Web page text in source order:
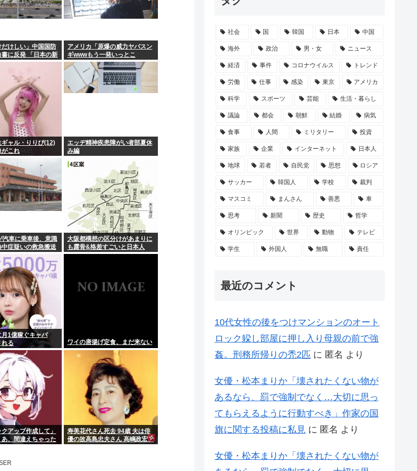
照... 【ケンモハック】普通のエアコンをスポットクーラー化する方法が発案...
だけしい」中国国防
に反発 「日本の新
」と批判
アメリカ「原爆の威力ヤバスン
ギwwwもう一発いっとこ
www」これちょっとやりすぎだ
ャル・りりぴ(12)
がこれ
エッヂ精神疾患障がい者部夏休
み編
汽車に乗車後、意識
症疑いの救急搬送
大阪都構想の区分けがあまりに
も露骨&格差すごいと日本人
1億稼ぐキャバ
れる
ワイの唐揚げ定食、まだ来ない
アップ作成して」
、間違えちゃった
寿美花代さん死去 94歳 夫は俳
優の故高島忠夫さん 高嶋政宏、
社会 国 韓国 日本 中国
海外 政治 男・女 ニュース
経済 事件 コロナウイルス トレンド
労働 仕事 感染 東京 アメリカ
科学 スポーツ 芸能 生活・暮らし
議論 都会 朝鮮 結婚 病気
食事 人間 ミリタリー 投資
家族 企業 インターネット 日本人
地球 若者 自民党 思想 ロシア
サッカー 韓国人 学校 裁判
マスコミ まんさん 善悪 車
思考 新聞 歴史 哲学
オリンピック 世界 動物 テレビ
学生 外国人 無職 責任
最近のコメント
10代女性の後をつけマンションのオート
ロック躱し部屋に押し入り母親の前で強
姦。刑務所帰りの禿2匹 に 匿名 より
女優・松本まりか「壊されたくない物が
あるなら、罰で強制でなく…大切に思っ
てもらえるように行動すべき」作家の国
旗に関する投稿に私見 に 匿名 より
女優・松本まりか「壊されたくない物が